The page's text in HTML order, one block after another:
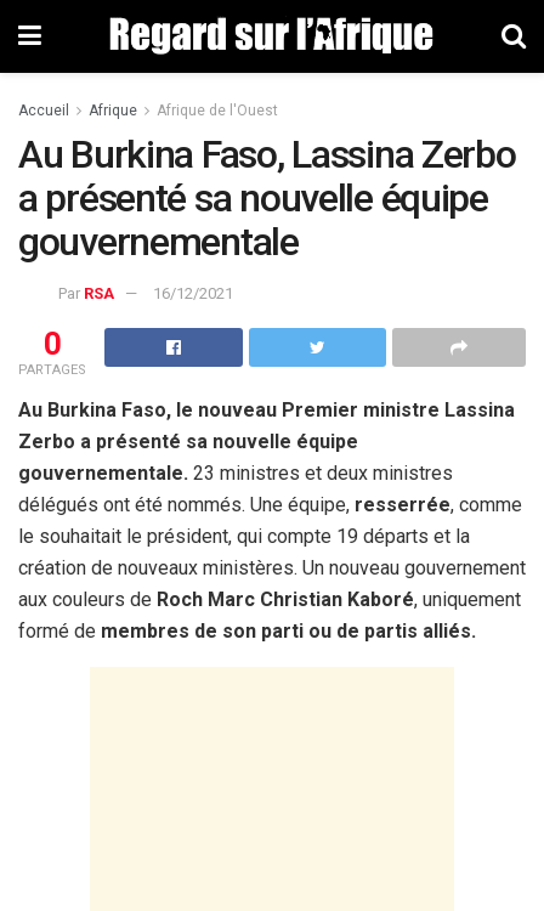
Accueil Afrique Afrique de l'Ouest
Au Burkina Faso, Lassina Zerbo
a présenté sa nouvelle équipe
gouvernementale
Par RSA 16/12/2021
0
PARTAGES
Au Burkina Faso, le nouveau Premier ministre Lassina
Zerbo a présenté sa nouvelle équipe
gouvernementale. 23 ministres et deux ministres
délégués ont été nommés. Une équipe, resserrée, comme
le souhaitait le président, qui compte 19 départs et la
création de nouveaux ministères. Un nouveau gouvernement
aux couleurs de Roch Marc Christian Kaboré, uniquement
formé de membres de son parti ou de partis alliés.